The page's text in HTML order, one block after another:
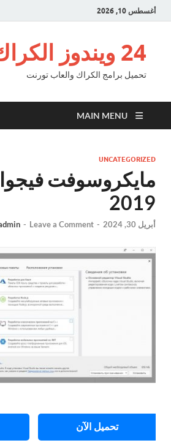
أغسطس 10, 2026
24 ويندوز الكراك
تحميل برامج الكراك والعاب تورنت
MAIN MENU
UNCATEGORIZED
مايكروسوفت
2019
أبريل 30, 2024 -
- Leave a Comment
تحميل الآن